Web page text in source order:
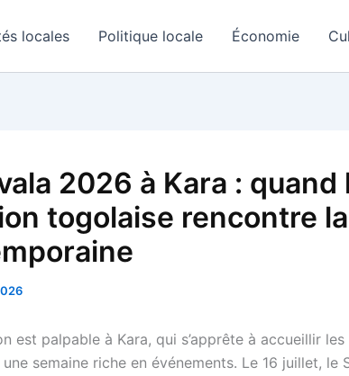
locales Politique locale Économie
2026 à Kara : quand
togolaise rencontre
est palpable à Kara, qui s’apprête à accueillir
semaine riche en événements. Le 16 juillet, le